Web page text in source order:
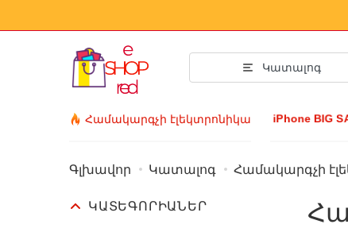
Կատալոգ
Համակարգչի էլեկտրոնիկա iPhone BIG
Հագուստ և
Գլխավոր Կատալոգ Համակարգչի
ԿԱՏԵԳՈՐԻԱՆԵՐ